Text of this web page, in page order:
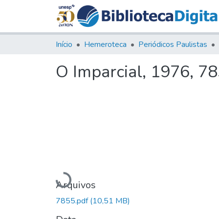
Início Hemeroteca Periódicos Paulistas
O Imparcial, 1976,
Carregando...
Arquivos
7855.pdf(10,51 MB)